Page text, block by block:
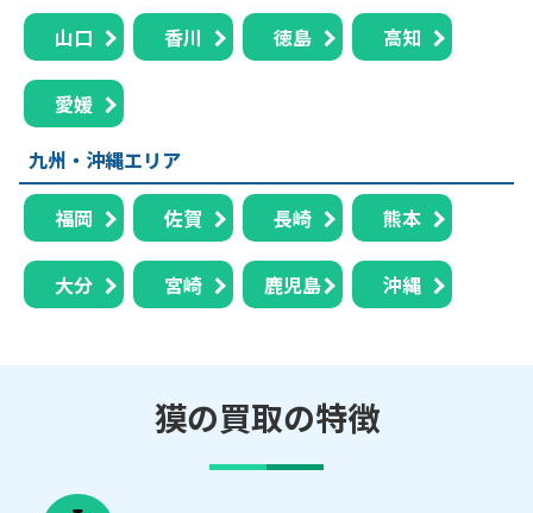
山口 香川 徳島 高知
愛媛
九州・沖縄エリア
福岡 佐賀 長崎 熊本
大分 宮崎 鹿児島 沖縄
獏の買取の特徴